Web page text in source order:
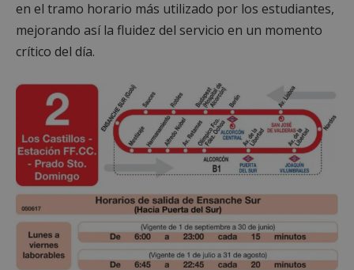
en el tramo horario más utilizado por los estudiantes,
mejorando así la fluidez del servicio en un momento
crítico del día.